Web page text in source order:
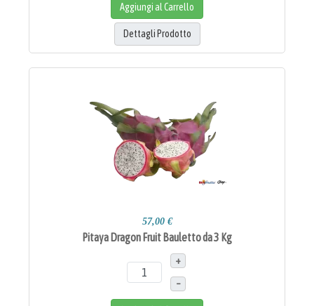
Aggiungi al Carrello
Dettagli Prodotto
57,00 €
Pitaya Dragon Fruit Bauletto da 3 Kg
+
–